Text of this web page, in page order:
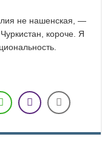
не нашенская, —
короче. Я